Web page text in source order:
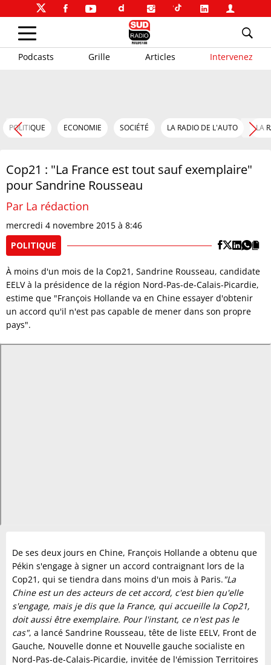
Podcasts Grille Articles Intervenez
POLITIQUE ECONOMIE SOCIÉTÉ LA RADIO DE L'AUTO LA
Cop21 : "La France est tout sauf exemplaire"
pour Sandrine Rousseau
Par La rédaction
mercredi 4 novembre 2015 à 8:46
POLITIQUE
À moins d'un mois de la Cop21, Sandrine Rousseau, candidate
EELV à la présidence de la région Nord-Pas-de-Calais-Picardie,
estime que "François Hollande va en Chine essayer d'obtenir
un accord qu'il n'est pas capable de mener dans son propre
pays".
De ses deux jours en Chine, François Hollande a obtenu que
Pékin s'engage à signer un accord contraignant lors de la
Cop21, qui se tiendra dans moins d'un mois à Paris."La
Chine est un des acteurs de cet accord, c'est bien qu'elle
s'engage, mais je dis que la France, qui accueille la Cop21,
doit aussi être exemplaire. Pour l'instant, ce n'est pas le
cas", a lancé Sandrine Rousseau, tête de liste EELV, Front de
Gauche, Nouvelle donne et Nouvelle gauche socialiste en
Nord-Pas-de-Calais-Picardie, invitée de l'émission Territoires